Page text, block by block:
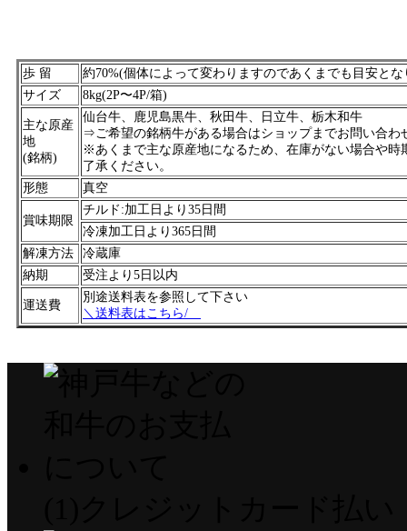
歩 留
約70%(個体によって変わりますのであくまでも目安とな
サイズ
8kg(2P〜4P/箱)
主な原産
地
(銘柄)
仙台牛、鹿児島黒牛、秋田牛、日立牛、栃木和牛
⇒ご希望の銘柄牛がある場合はショップまでお問い合わ
※あくまで主な原産地になるため、在庫がない場合や
了承ください。
形態
真空
賞味期限
チルド:加工日より35日間
冷凍加工日より365日間
解凍方法
冷蔵庫
納期
受注より5日以内
運送費
別途送料表を参照して下さい
＼送料表はこちら/